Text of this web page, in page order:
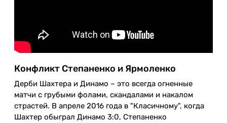
Конфликт Степаненко и Ярмоленко
Дерби Шахтера и Динамо – это всегда огненные
матчи с грубыми фолами, скандалами и накалом
страстей. В апреле 2016 года в "Класичному", когда
Шахтер обыграл Динамо 3:0, Степаненко